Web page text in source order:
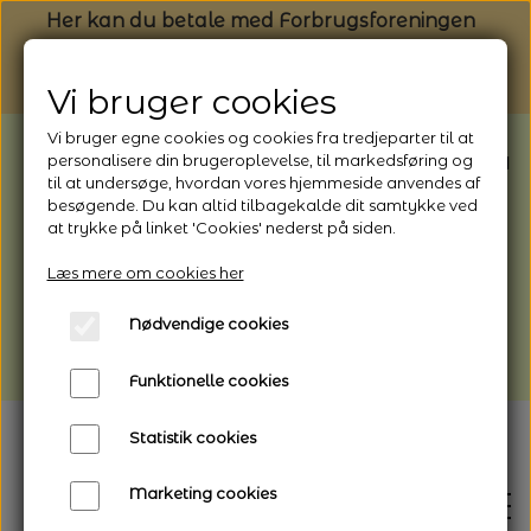
Her kan du betale med Forbrugsforeningen
BEMÆRK: Butikken har ferielukket* fra
1/8 - 9/8 - 2026
*Webshoppen er åben og sender hele
afhentning
Vi gør opmærksom på, at der kan være lidt
længere leveringstid
Vi bruger cookies
Vi bruger egne cookies og cookies fra tredjeparter til at
personalisere din brugeroplevelse, til markedsføring og
til at undersøge, hvordan vores hjemmeside anvendes af
besøgende. Du kan altid tilbagekalde dit samtykke ved
at trykke på linket 'Cookies' nederst på siden.
Læs mere om cookies her
Nødvendige cookies
Funktionelle cookies
Statistik cookies
Marketing cookies